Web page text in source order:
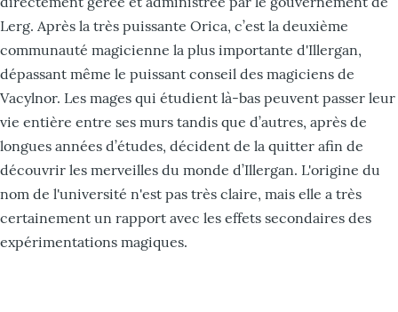
Lerg. Après la très puissante Orica, c’est la deuxième
communauté magicienne la plus importante d'Illergan,
dépassant même le puissant conseil des magiciens de
Vacylnor. Les mages qui étudient là-bas peuvent passer leur
vie entière entre ses murs tandis que d’autres, après de
longues années d’études, décident de la quitter afin de
découvrir les merveilles du monde d’Illergan. L'origine du
nom de l'université n'est pas très claire, mais elle a très
certainement un rapport avec les effets secondaires des
expérimentations magiques.